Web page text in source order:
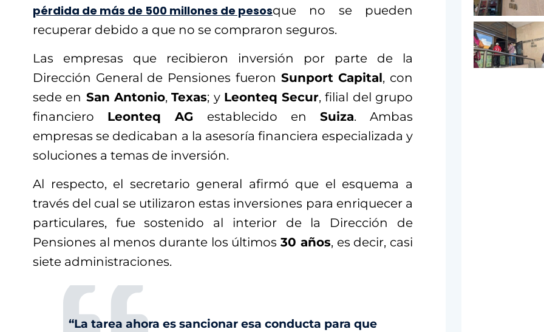
pérdida de más de 500 millones de pesosque no se pueden
recuperar debido a que no se compraron seguros.
Las empresas que recibieron inversión por parte de la
Dirección General de Pensiones fueron Sunport Capital, con
sede en San Antonio,Texas; y Leonteq Secur, filial del grupo
financiero Leonteq AG establecido en Suiza. Ambas
empresas se dedicaban a la asesoría financiera especializada y
soluciones a temas de inversión.
Al respecto, el secretario general afirmó que el esquema a
través del cual se utilizaron estas inversiones para enriquecer a
particulares, fue sostenido al interior de la Dirección de
Pensiones al menos durante los últimos30 años, es decir, casi
siete administraciones.
“La tarea ahora es sancionar esa conducta para que